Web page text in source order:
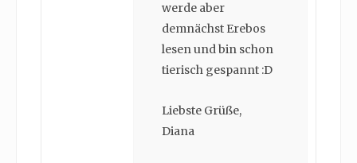
werde aber
demnächst Erebos
lesen und bin schon
tierisch gespannt :D
Liebste Grüße,
Diana